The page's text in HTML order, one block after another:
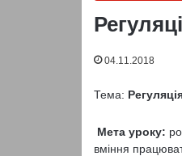
04.11.2018
Тема:
Мета уроку:
вміння